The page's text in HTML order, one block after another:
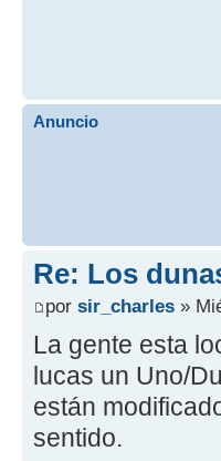
Anuncio
Re: Los
por sir_charles »
La gente esta
lucas un Uno/
están
sentido.